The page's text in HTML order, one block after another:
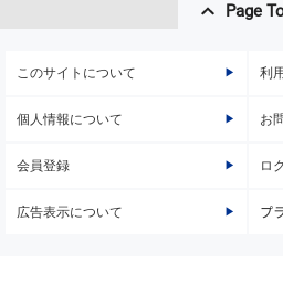
Page
このサイトについて 利
個人情報について お
会員登録 ロ
広告表示について プ